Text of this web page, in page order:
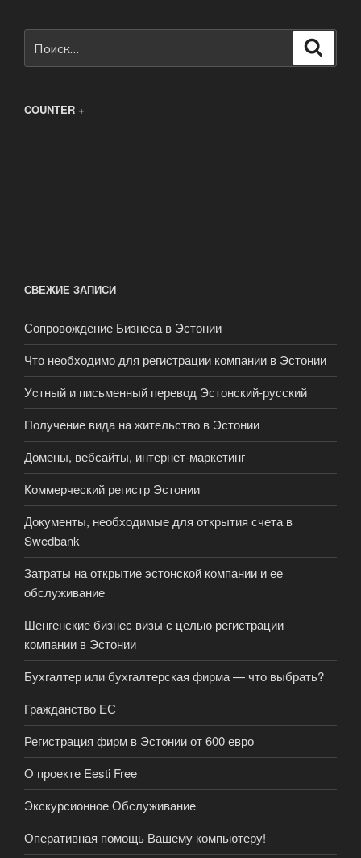
COUNTER +
СВЕЖИЕ ЗАПИСИ
Сопровождение Бизнеса в Эстонии
Что необходимо для регистрации компании в Эстонии
Уcтный и письменный перевод Эстонский-русский
Получение вида на жительство в Эстонии
Домены, вебсайты, интернет-маркетинг
Коммерческий регистр Эстонии
Документы, необходимые для открытия счета в
Swedbank
Затраты на открытие эстонской компании и ее
обслуживание
Шенгенские бизнес визы с целью регистрации
компании в Эстонии
Бухгалтер или бухгалтерская фирма — что выбрать?
Гражданство ЕС
Регистрация фирм в Эстонии от 600 евро
О проекте Eesti Free
Экскурсионное Обслуживание
Оперативная помощь Вашему компьютеру!